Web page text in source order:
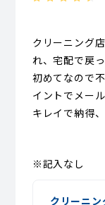
クリーニング
れ、宅配で戻
初めてなので
イントでメー
キレイで納得
※記入なし
クリーニ